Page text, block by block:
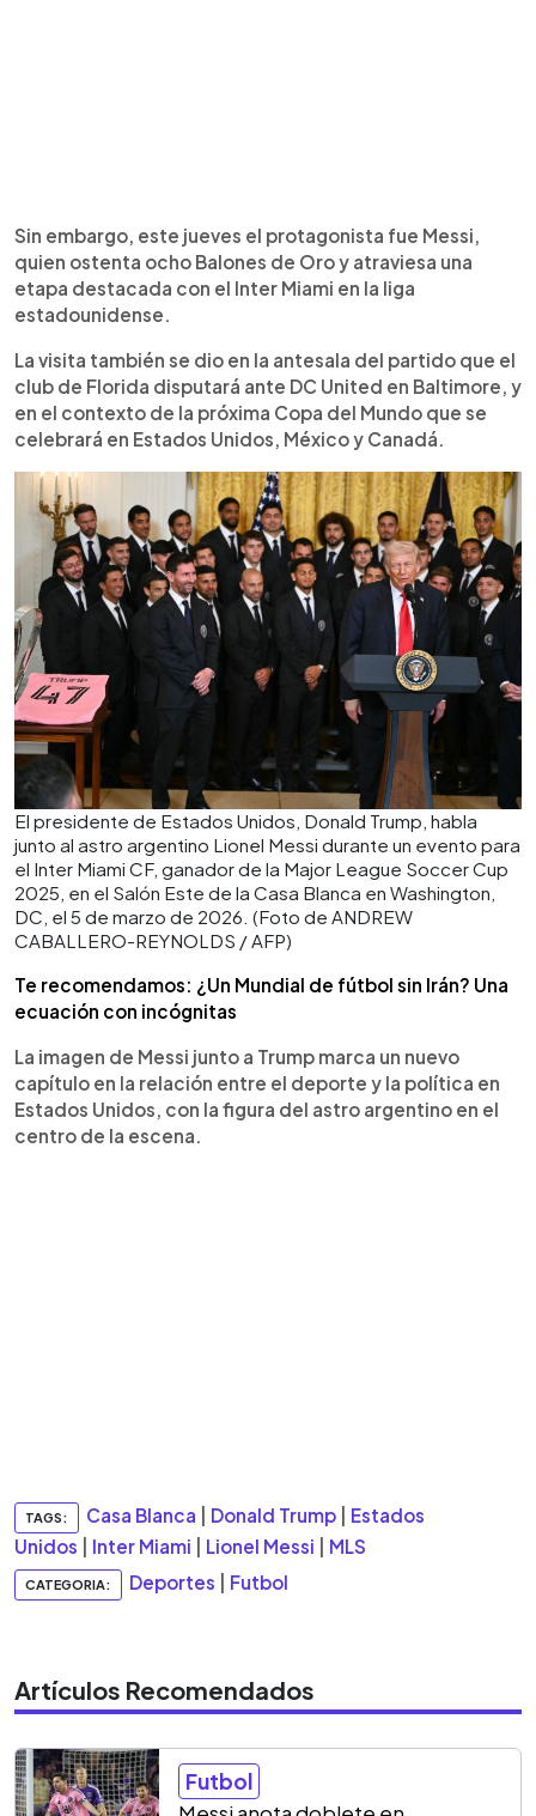
Sin embargo, este jueves el protagonista fue Messi,
quien ostenta ocho Balones de Oro y atraviesa una
etapa destacada con el Inter Miami en la liga
estadounidense.
La visita también se dio en la antesala del partido que el
club de Florida disputará ante DC United en Baltimore, y
en el contexto de la próxima Copa del Mundo que se
celebrará en Estados Unidos, México y Canadá.
El presidente de Estados Unidos, Donald Trump, habla
junto al astro argentino Lionel Messi durante un evento para
el Inter Miami CF, ganador de la Major League Soccer Cup
2025, en el Salón Este de la Casa Blanca en Washington,
DC, el 5 de marzo de 2026. (Foto de ANDREW
CABALLERO-REYNOLDS / AFP)
Te recomendamos: ¿Un Mundial de fútbol sin Irán? Una
ecuación con incógnitas
La imagen de Messi junto a Trump marca un nuevo
capítulo en la relación entre el deporte y la política en
Estados Unidos, con la figura del astro argentino en el
centro de la escena.
TAGS: Casa Blanca Donald Trump
Estados
Unidos
Inter Miami Lionel Messi MLS
CATEGORIA: Deportes Futbol
Artículos Recomendados
Futbol